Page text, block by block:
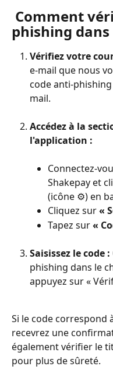
Comment
phishing
Vérifiez votre
e-mail que nous
code anti-
mail.
Accédez à la
l'application :
Connectez-
Shakepay et
(icône ⚙️) en
Cliquez sur «
Tapez sur «
Saisissez le code :
phishing dans le
appuyez sur «
Si le code correspond
recevrez une
également vérifier le
pour plus de sûreté.